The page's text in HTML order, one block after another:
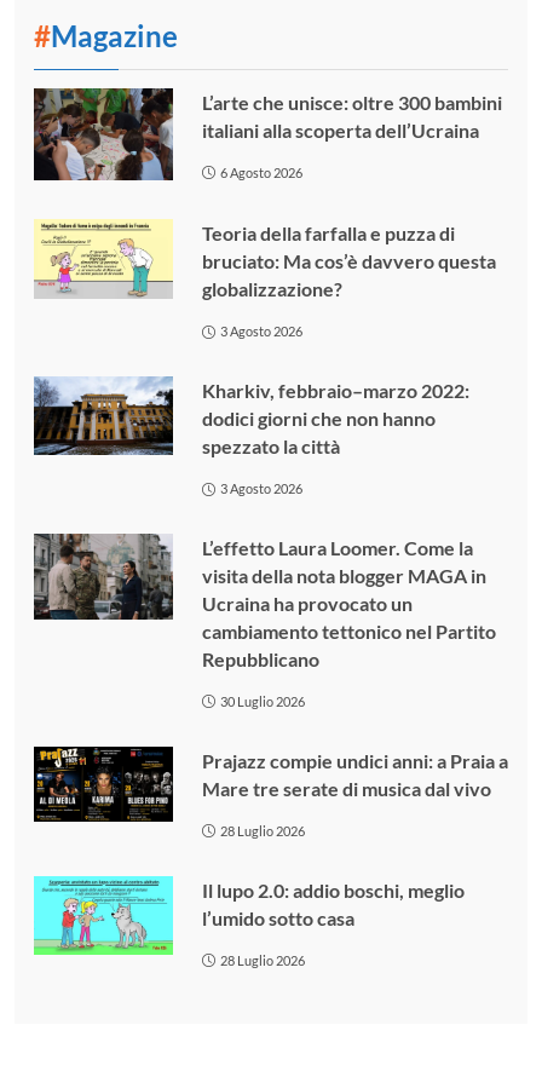
#Magazine
L’arte che unisce: oltre 300 bambini
italiani alla scoperta dell’Ucraina
6 Agosto 2026
Teoria della farfalla e puzza di
bruciato: Ma cos’è davvero questa
globalizzazione?
3 Agosto 2026
Kharkiv, febbraio–marzo 2022:
dodici giorni che non hanno
spezzato la città
3 Agosto 2026
L’effetto Laura Loomer. Come la
visita della nota blogger MAGA in
Ucraina ha provocato un
cambiamento tettonico nel Partito
Repubblicano
30 Luglio 2026
Prajazz compie undici anni: a Praia a
Mare tre serate di musica dal vivo
28 Luglio 2026
Il lupo 2.0: addio boschi, meglio
l’umido sotto casa
28 Luglio 2026